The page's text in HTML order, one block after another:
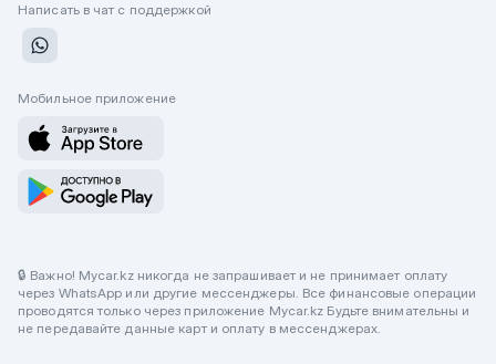
Написать в чат с поддержкой
Мобильное приложение
🔒 Важно! Mycar.kz никогда не запрашивает и не принимает оплату
через WhatsApp или другие мессенджеры. Все финансовые операции
проводятся только через приложение Mycar.kz Будьте внимательны и
не передавайте данные карт и оплату в мессенджерах.